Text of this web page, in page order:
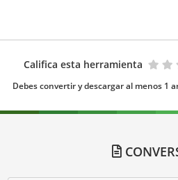
Califica esta herramienta
Debes convertir y descargar al menos 1